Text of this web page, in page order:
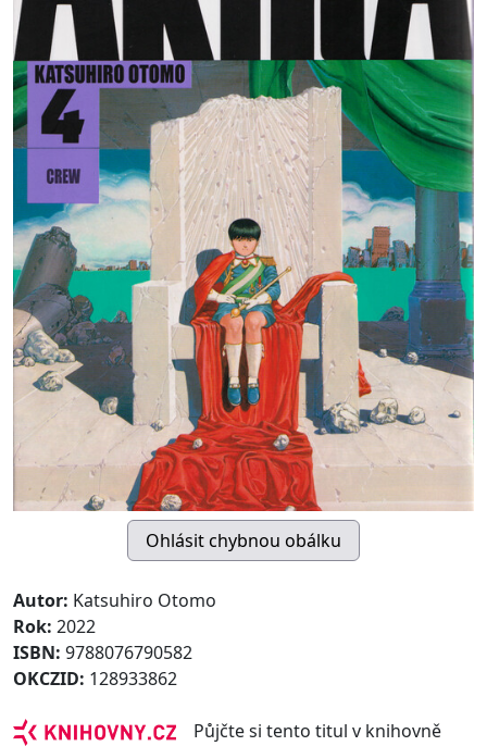
Autor: Katsuhiro Otomo
Rok: 2022
ISBN: 9788076790582
OKCZID: 128933862
Půjčte si tento titul v knihovně